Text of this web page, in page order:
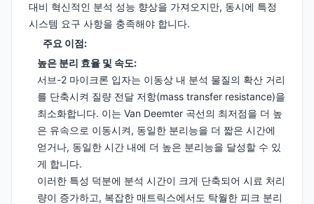
대비 혁신적인 분석 성능 향상을 가져오지만, 동시에 특정
시스템 요구 사항을 충족해야 합니다.
주요 이점:
높은 분리 효율 및 속도:
서브-2 마이크론 입자는 이동상 내 분석 물질의 확산 거리
를 단축시켜 질량 전달 저항(mass transfer resistance)을
최소화합니다. 이는 Van Deemter 곡선의 최저점을 더 높
은 유속으로 이동시켜, 동일한 분리능을 더 짧은 시간에
얻거나, 동일한 시간 내에 더 높은 분리능을 달성할 수 있
게 합니다.
이러한 특성 덕분에 분석 시간이 크게 단축되어 시료 처리
량이 증가하고, 복잡한 매트릭스에서도 탁월한 피크 분리